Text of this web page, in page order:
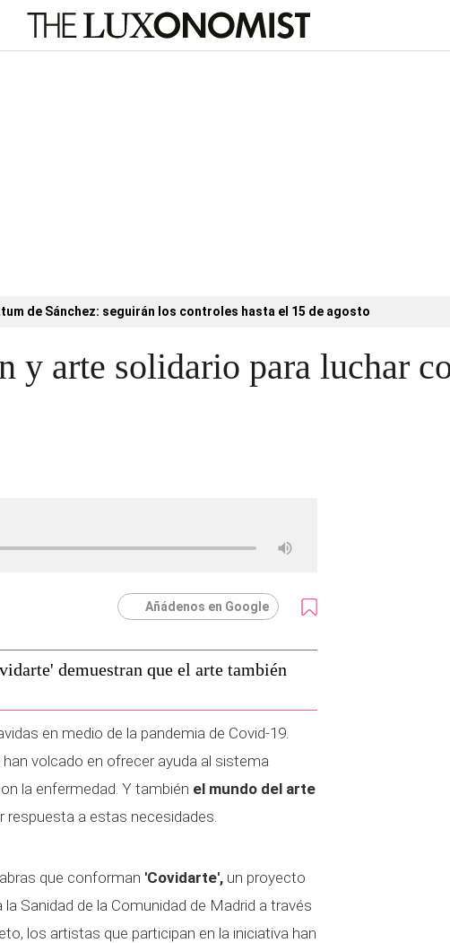
de Sánchez: seguirán los controles hasta el 15 de agosto
y arte solidario para luchar
Añádenos en Google
demuestran que el arte también
en medio de la pandemia de Covid-19.
volcado en ofrecer ayuda al sistema
la enfermedad. Y también el mundo del arte
respuesta a estas necesidades.
que conforman 'Covidarte', un proyecto
Sanidad de la Comunidad de Madrid a través
los artistas que participan en la iniciativa han